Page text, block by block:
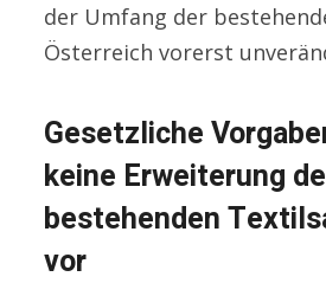
der Umfang der
Österreich vorerst
Gesetzliche
keine Erweiterung
bestehenden
vor